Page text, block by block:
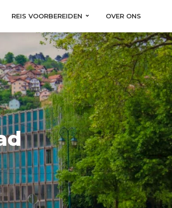
REIS VOORBEREIDEN OVER ONS